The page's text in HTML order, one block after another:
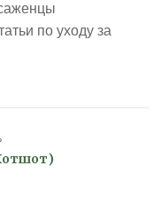
по уходу за